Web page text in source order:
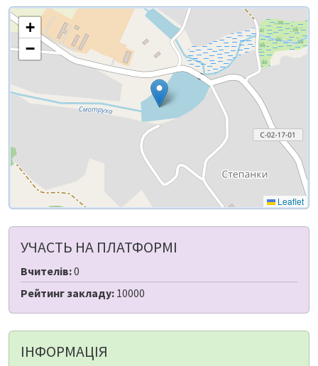
+
−
Leaflet
УЧАСТЬ НА ПЛАТФОРМІ
Вчителів:0
Рейтинг закладу: 10000
ІНФОРМАЦІЯ